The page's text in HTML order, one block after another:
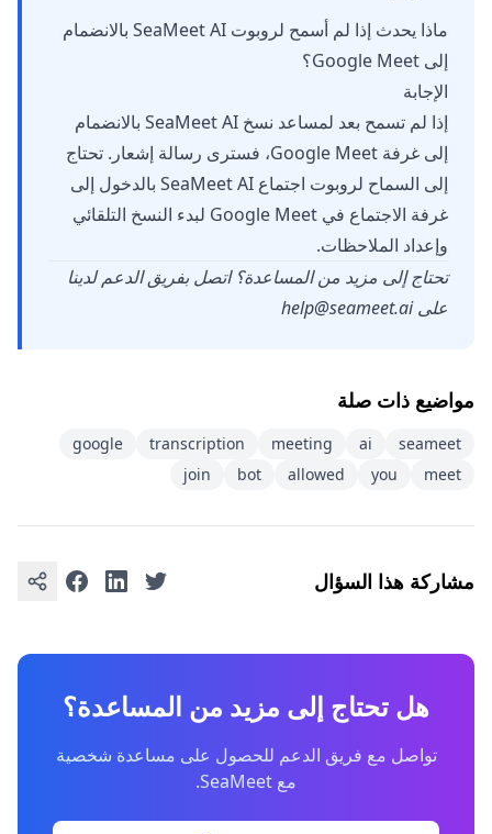
ماذا يحدث إذا لم أسمح لروبوت SeaMeet AI بالانضمام
إلى Google Meet؟
الإجابة
إذا لم تسمح بعد لمساعد نسخ SeaMeet AI بالانضمام
إلى غرفة Google Meet، فسترى رسالة إشعار. تحتاج
إلى السماح لروبوت اجتماع SeaMeet AI بالدخول إلى
غرفة الاجتماع في Google Meet لبدء النسخ التلقائي
وإعداد الملاحظات.
تحتاج إلى مزيد من المساعدة؟ اتصل بفريق الدعم لدينا
علىhelp@seameet.ai
مواضيع ذات صلة
seameet
ai
meeting
transcription
google
meet
you
allowed
bot
join
مشاركة هذا السؤال
هل تحتاج إلى مزيد من المساعدة؟
تواصل مع فريق الدعم للحصول على مساعدة شخصية
مع SeaMeet.